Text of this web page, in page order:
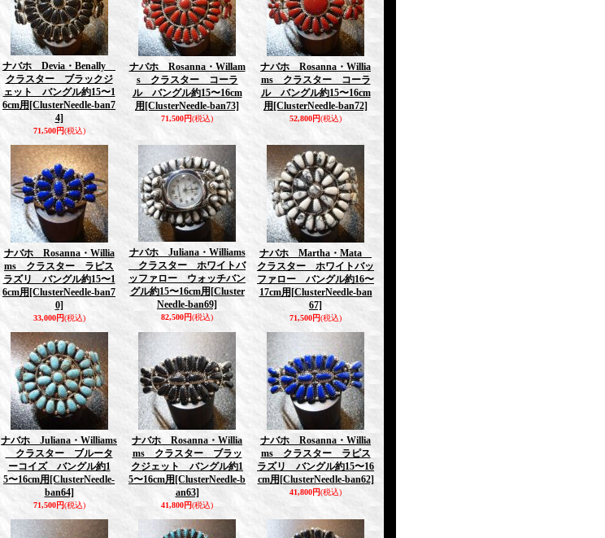
ナバホ Devia・Benally
クラスター ブラックジ
ェット バングル約15〜1
6cm用 [ClusterNeedle-ban7
4]
71,500円(税込)
ナバホ Rosanna・Willam
s クラスター コーラ
ル バングル約15〜16cm
用 [ClusterNeedle-ban73]
71,500円(税込)
ナバホ Rosanna・Willia
ms クラスター コーラ
ル バングル約15〜16cm
用 [ClusterNeedle-ban72]
52,800円(税込)
ナバホ Rosanna・Willia
ms クラスター ラピス
ラズリ バングル約15〜1
6cm用 [ClusterNeedle-ban7
0]
33,000円(税込)
ナバホ Juliana・Williams
クラスター ホワイトバ
ッファロー ウォッチバン
グル約15〜16cm用 [Cluster
Needle-ban69]
82,500円(税込)
ナバホ Martha・Mata
クラスター ホワイトバッ
ファロー バングル約16〜
17cm用 [ClusterNeedle-ban
67]
71,500円(税込)
ナバホ Juliana・Williams
クラスター ブルータ
ーコイズ バングル約1
5〜16cm用 [ClusterNeedle-
ban64]
71,500円(税込)
ナバホ Rosanna・Willia
ms クラスター ブラッ
クジェット バングル約1
5〜16cm用 [ClusterNeedle-b
an63]
41,800円(税込)
ナバホ Rosanna・Willia
ms クラスター ラピス
ラズリ バングル約15〜16
cm用 [ClusterNeedle-ban62]
41,800円(税込)